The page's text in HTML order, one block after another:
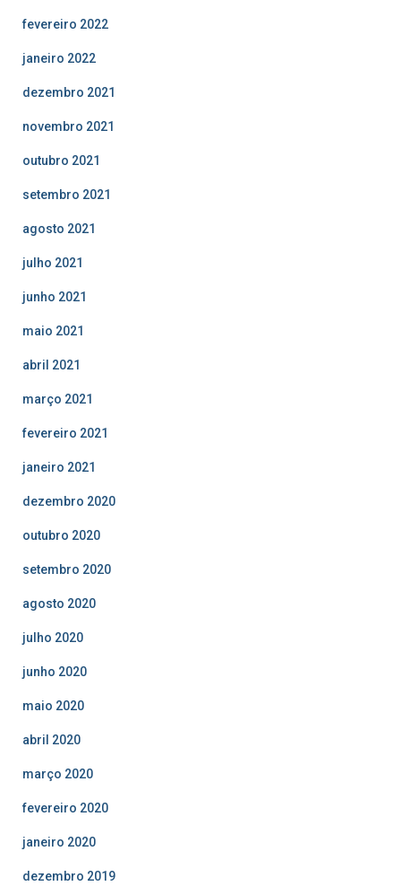
fevereiro 2022
janeiro 2022
dezembro 2021
novembro 2021
outubro 2021
setembro 2021
agosto 2021
julho 2021
junho 2021
maio 2021
abril 2021
março 2021
fevereiro 2021
janeiro 2021
dezembro 2020
outubro 2020
setembro 2020
agosto 2020
julho 2020
junho 2020
maio 2020
abril 2020
março 2020
fevereiro 2020
janeiro 2020
dezembro 2019